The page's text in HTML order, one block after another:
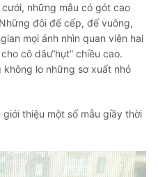
cưới, những mẫu có gót cao
đôi đế cếp, đế vuông,
mọi ánh nhìn quan viên hai
cô dâu“hụt” chiều cao.
lo những sơ xuất nhỏ
giới thiệu một số mẫu giầy thời